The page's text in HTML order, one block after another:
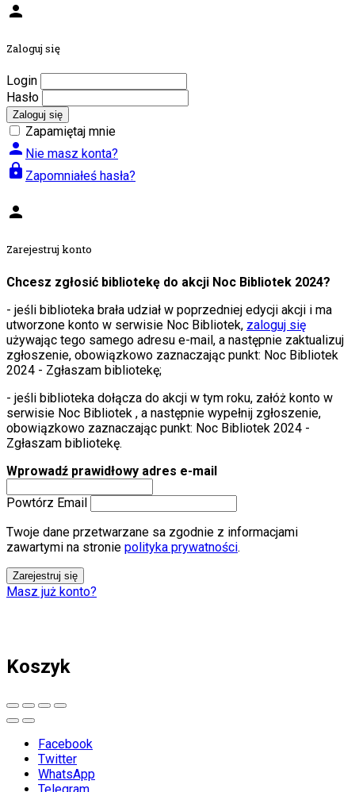
person
Zaloguj się
Login
Hasło
Zaloguj się
Zapamiętaj mnie
person Nie masz konta?
lock Zapomniałeś hasła?
person
Zarejestruj konto
Chcesz zgłosić bibliotekę do akcji Noc Bibliotek 2024?
- jeśli biblioteka brała udział w poprzedniej edycji akcji i ma
utworzone konto w serwisie Noc Bibliotek, zaloguj się
używając tego samego adresu e-mail, a następnie zaktualizuj
zgłoszenie, obowiązkowo zaznaczając punkt: Noc Bibliotek
2024 - Zgłaszam bibliotekę;
- jeśli biblioteka dołącza do akcji w tym roku, załóż konto w
serwisie Noc Bibliotek , a następnie wypełnij zgłoszenie,
obowiązkowo zaznaczając punkt: Noc Bibliotek 2024 -
Zgłaszam bibliotekę.
Wprowadź prawidłowy adres e-mail
Powtórz Email
Twoje dane przetwarzane sa zgodnie z informacjami
zawartymi na stronie polityka prywatności.
Zarejestruj się
Masz już konto?
Koszyk
Facebook
Twitter
WhatsApp